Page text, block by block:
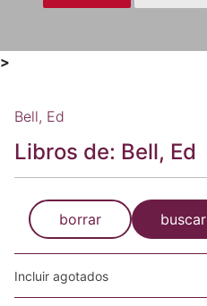
>
Bell, Ed
Libros de: Bell, Ed
borrar buscar
Incluir agotados